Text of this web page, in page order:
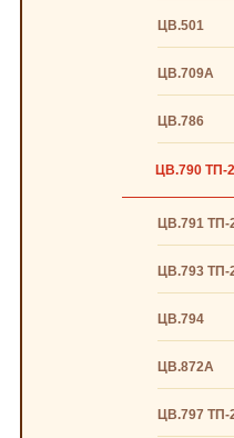
ЦВ.501
ЦВ.709А
ЦВ.786
ЦВ.790 ТП-
ЦВ.791 ТП-
ЦВ.793 ТП-
ЦВ.794
ЦВ.872А
ЦВ.797 ТП-